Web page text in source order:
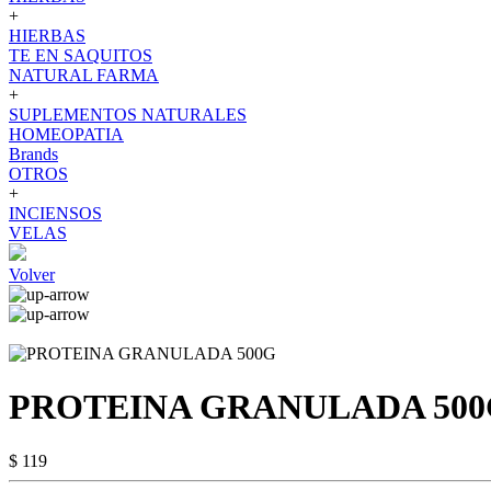
+
HIERBAS
TE EN SAQUITOS
NATURAL FARMA
+
SUPLEMENTOS NATURALES
HOMEOPATIA
Brands
OTROS
+
INCIENSOS
VELAS
Volver
PROTEINA GRANULADA
$ 119